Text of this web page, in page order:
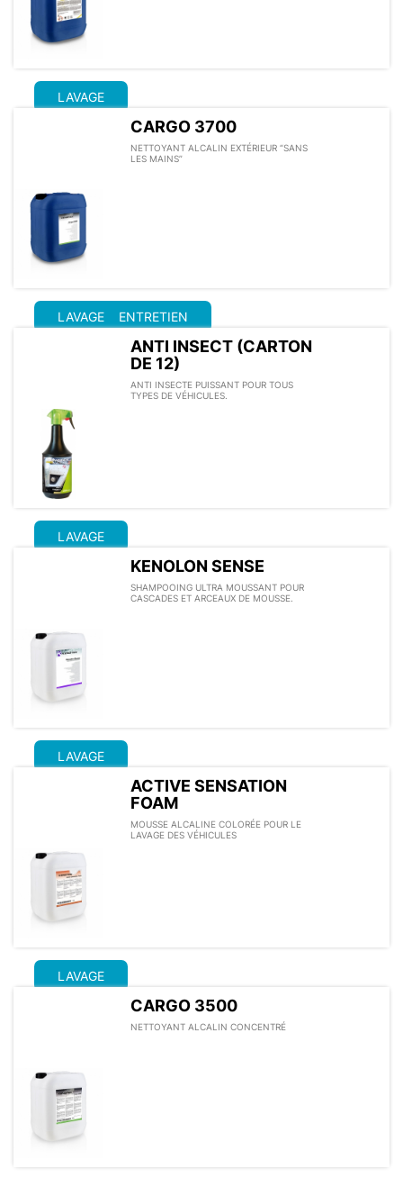
LAVAGE
CARGO 3700
NETTOYANT ALCALIN EXTÉRIEUR “SANS
LES MAINS”
LAVAGE ENTRETIEN
ANTI INSECT (CARTON
DE 12)
ANTI INSECTE PUISSANT POUR TOUS
TYPES DE VÉHICULES.
LAVAGE
KENOLON SENSE
SHAMPOOING ULTRA MOUSSANT POUR
CASCADES ET ARCEAUX DE MOUSSE.
LAVAGE
ACTIVE SENSATION
FOAM
MOUSSE ALCALINE COLORÉE POUR LE
LAVAGE DES VÉHICULES
LAVAGE
CARGO 3500
NETTOYANT ALCALIN CONCENTRÉ